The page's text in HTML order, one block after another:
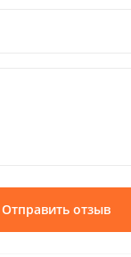
Отправить отзыв